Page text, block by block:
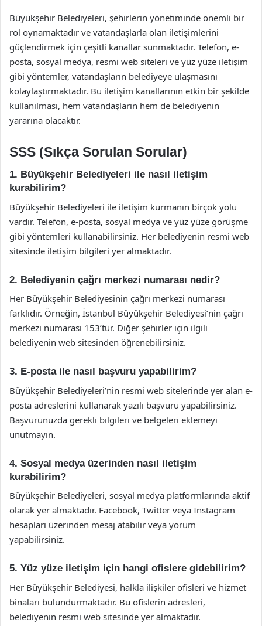
Büyükşehir Belediyeleri, şehirlerin yönetiminde önemli bir
rol oynamaktadır ve vatandaşlarla olan iletişimlerini
güçlendirmek için çeşitli kanallar sunmaktadır. Telefon, e-
posta, sosyal medya, resmi web siteleri ve yüz yüze iletişim
gibi yöntemler, vatandaşların belediyeye ulaşmasını
kolaylaştırmaktadır. Bu iletişim kanallarının etkin bir şekilde
kullanılması, hem vatandaşların hem de belediyenin
yararına olacaktır.
SSS (Sıkça Sorulan Sorular)
1. Büyükşehir Belediyeleri ile nasıl iletişim
kurabilirim?
Büyükşehir Belediyeleri ile iletişim kurmanın birçok yolu
vardır. Telefon, e-posta, sosyal medya ve yüz yüze görüşme
gibi yöntemleri kullanabilirsiniz. Her belediyenin resmi web
sitesinde iletişim bilgileri yer almaktadır.
2. Belediyenin çağrı merkezi numarası nedir?
Her Büyükşehir Belediyesinin çağrı merkezi numarası
farklıdır. Örneğin, İstanbul Büyükşehir Belediyesi’nin çağrı
merkezi numarası 153’tür. Diğer şehirler için ilgili
belediyenin web sitesinden öğrenebilirsiniz.
3. E-posta ile nasıl başvuru yapabilirim?
Büyükşehir Belediyeleri’nin resmi web sitelerinde yer alan e-
posta adreslerini kullanarak yazılı başvuru yapabilirsiniz.
Başvurunuzda gerekli bilgileri ve belgeleri eklemeyi
unutmayın.
4. Sosyal medya üzerinden nasıl iletişim
kurabilirim?
Büyükşehir Belediyeleri, sosyal medya platformlarında aktif
olarak yer almaktadır. Facebook, Twitter veya Instagram
hesapları üzerinden mesaj atabilir veya yorum
yapabilirsiniz.
5. Yüz yüze iletişim için hangi ofislere gidebilirim?
Her Büyükşehir Belediyesi, halkla ilişkiler ofisleri ve hizmet
binaları bulundurmaktadır. Bu ofislerin adresleri,
belediyenin resmi web sitesinde yer almaktadır.